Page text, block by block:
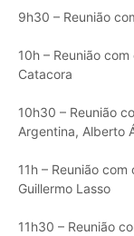
9h30 – Reunião
10h – Reunião
Catacora
10h30 – Reunião
Argentina, Alberto
11h – Reunião
Guillermo Lasso
11h30 – Reunião